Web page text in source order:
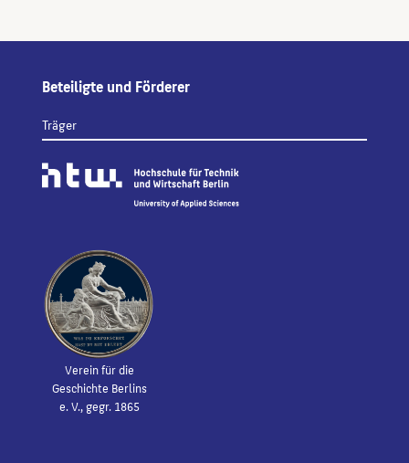
Beteiligte und Förderer
Träger
Verein für die
Geschichte Berlins
e. V., gegr. 1865